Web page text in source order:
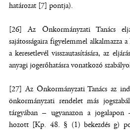
határozat [7] pontja).
[26] Az Önkormányzati Tanács
sajátosságaira figyelemmel alkalmazza
a keresetlevél visszautasítására, az
anyagi jogerőhatásra vonatkozó
[27] Az Önkormányzati Tanács az
önkormányzati rendelet más
tárgyában – ugyanazon a
hozott [Kp. 48. § (1) bekezdés g)